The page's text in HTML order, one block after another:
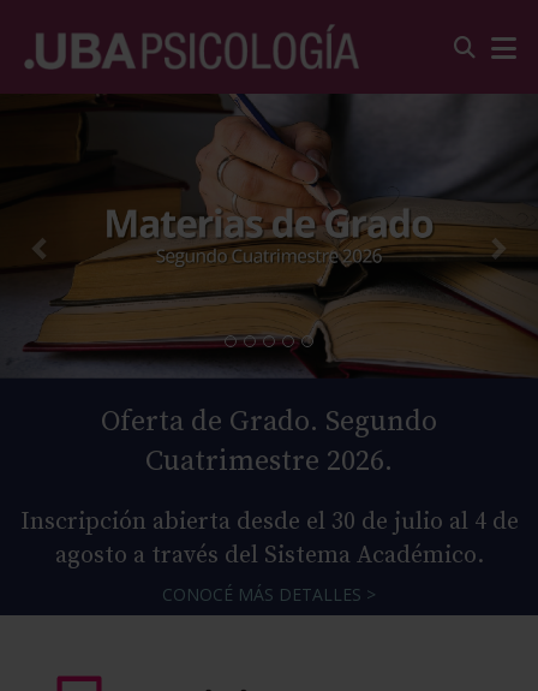
Oferta de Grado. Segundo
Cuatrimestre 2026.
Inscripción abierta desde el 30 de julio al 4 de
agosto a través del Sistema Académico.
CONOCÉ MÁS DETALLES >